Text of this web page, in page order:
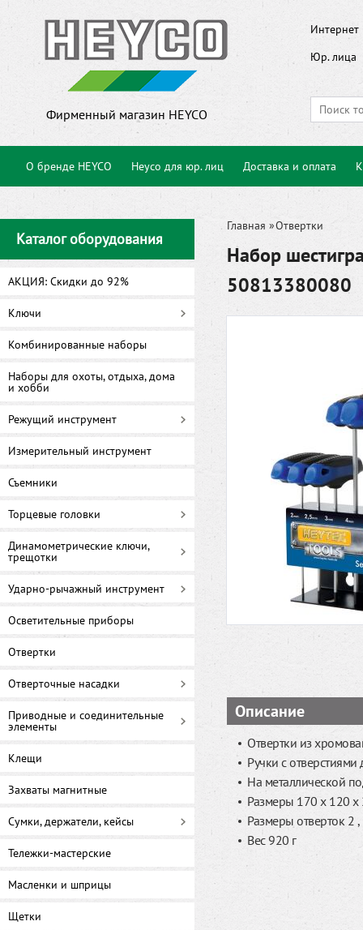
Фирменный магазин HEYCO
Интернет
Юр. лица
О бренде HEYCO Heyco для юр. лиц Доставка и оплата
Каталог оборудования
АКЦИЯ: Скидки до 92%
Ключи
Комбинированные наборы
Наборы для охоты, отдыха, дома
и хобби
Режущий инструмент
Измерительный инструмент
Съемники
Торцевые головки
Динамометрические ключи,
трещотки
Ударно-рычажный инструмент
Осветительные приборы
Отвертки
Отверточные насадки
Приводные и соединительные
элементы
Клещи
Захваты магнитные
Сумки, держатели, кейсы
Тележки-мастерские
Масленки и шприцы
Щетки
Главная »Отвертки
Набор
50813380080
Описание
Отвертки из
Ручки с
На металлической
Размеры 170 х 120
Размеры отверток 2
Вес 920 г